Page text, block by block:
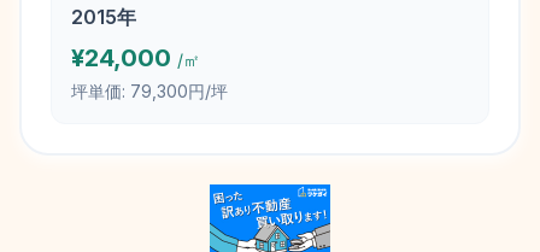
2015年
¥24,000 /㎡
坪単価: 79,300円/坪